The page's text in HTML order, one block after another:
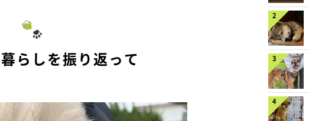
らしを振り返って